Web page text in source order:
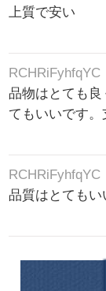
上質で安い
RCHRiFyhfqYC
品物はとても
てもいいです。
RCHRiFyhfqYC
品質はとてもい